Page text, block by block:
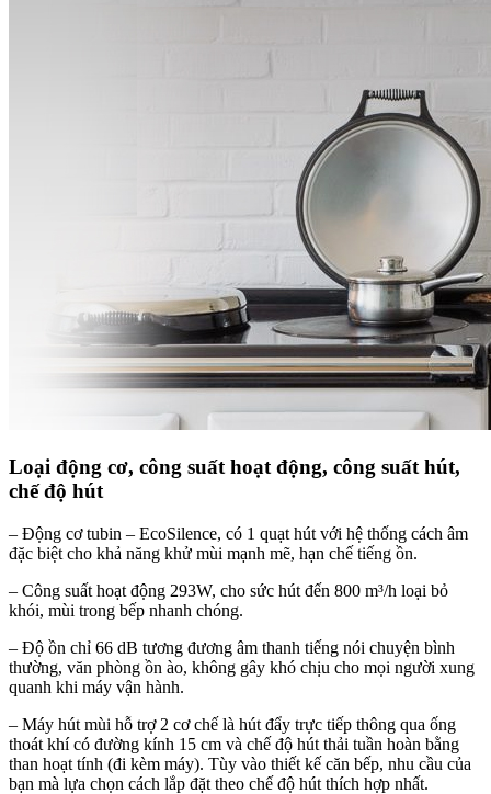
Loại động cơ, công suất hoạt động, công suất hút,
chế độ hút
– Động cơ tubin – EcoSilence, có 1 quạt hút với hệ thống cách âm
đặc biệt cho khả năng khử mùi mạnh mẽ, hạn chế tiếng ồn.
– Công suất hoạt động 293W, cho sức hút đến 800 m³/h loại bỏ
khói, mùi trong bếp nhanh chóng.
– Độ ồn chỉ 66 dB tương đương âm thanh tiếng nói chuyện bình
thường, văn phòng ồn ào, không gây khó chịu cho mọi người xung
quanh khi máy vận hành.
– Máy hút mùi hỗ trợ 2 cơ chế là hút đẩy trực tiếp thông qua ống
thoát khí có đường kính 15 cm và chế độ hút thải tuần hoàn bằng
than hoạt tính (đi kèm máy). Tùy vào thiết kế căn bếp, nhu cầu của
bạn mà lựa chọn cách lắp đặt theo chế độ hút thích hợp nhất.